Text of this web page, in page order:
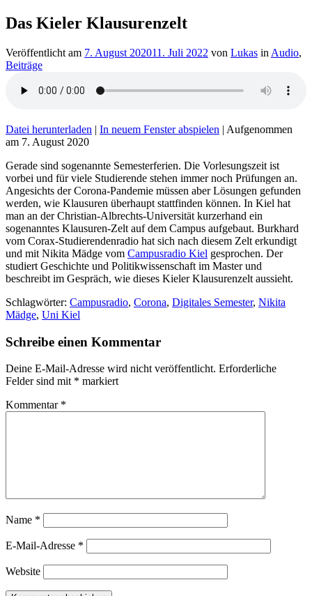
Das Kieler Klausurenzelt
Veröffentlicht am 7. August 202011. Juli 2022 von Lukas in Audio,
Beiträge
Datei herunterladen | In neuem Fenster abspielen | Aufgenommen
am 7. August 2020
Gerade sind sogenannte Semesterferien. Die Vorlesungszeit ist
vorbei und für viele Studierende stehen immer noch Prüfungen an.
Angesichts der Corona-Pandemie müssen aber Lösungen gefunden
werden, wie Klausuren überhaupt stattfinden können. In Kiel hat
man an der Christian-Albrechts-Universität kurzerhand ein
sogenanntes Klausuren-Zelt auf dem Campus aufgebaut. Burkhard
vom Corax-Studierendenradio hat sich nach diesem Zelt erkundigt
und mit Nikita Mädge vom Campusradio Kiel gesprochen. Der
studiert Geschichte und Politikwissenschaft im Master und
beschreibt im Gespräch, wie dieses Kieler Klausurenzelt aussieht.
Schlagwörter: Campusradio, Corona, Digitales Semester, Nikita
Mädge, Uni Kiel
Schreibe einen Kommentar
Deine E-Mail-Adresse wird nicht veröffentlicht. Erforderliche
Felder sind mit * markiert
Kommentar *
Name *
E-Mail-Adresse *
Website